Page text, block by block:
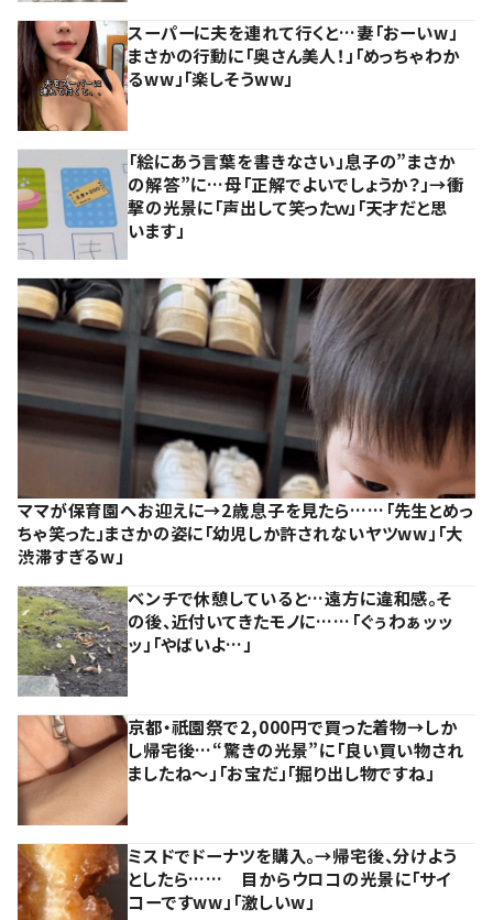
スーパーに夫を連れて行くと…妻「おーいw」
まさかの行動に「奥さん美人！」「めっちゃわか
るww」「楽しそうww」
「絵にあう言葉を書きなさい」息子の”まさか
の解答”に…母「正解でよいでしょうか？」→衝
撃の光景に「声出して笑ったｗ」「天才だと思
います」
ママが保育園へお迎えに→2歳息子を見たら……「先生とめっ
ちゃ笑った」まさかの姿に「幼児しか許されないヤツww」「大
渋滞すぎるw」
ベンチで休憩していると…遠方に違和感。そ
の後、近付いてきたモノに……「ぐぅわぁッッ
ッ」「やばいよ…」
京都・祇園祭で2,000円で買った着物→しか
し帰宅後…“驚きの光景”に「良い買い物され
ましたね～」「お宝だ」「掘り出し物ですね」
ミスドでドーナツを購入。→帰宅後、分けよう
としたら…… 目からウロコの光景に「サイ
コーですww」「激しいw」